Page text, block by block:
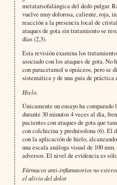
metatarsofalángica del dedo pulgar.
vuelve muy dolorosa, caliente, roja,
reacción a la presencia local de
ataques de gota sin tratamiento se
días (2,3).
Esta revisión examina los
asociado con los ataques de gota. No
con paracetamol u opiáceos, pero se
sistemática y de una guía de práctica
Hielo.
Únicamente un ensayo ha
durante 30 minutos 4 veces al día,
pacientes con ataques de gota que
con colchicina y prednisolona (6). El
con la aplicación de hielo,
una escala análoga visual de 100
adversos. El nivel de evidencia es
Fármacos anti-inflamatorios no
el alivio del dolor